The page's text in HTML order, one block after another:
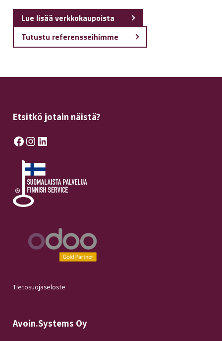
Lue lisää verkkokaupoista
Tutustu referensseihimme
Etsitkö jotain näistä?
Facebook Instagram LinkedIn
Tietosuojaseloste
Avoin.Systems Oy